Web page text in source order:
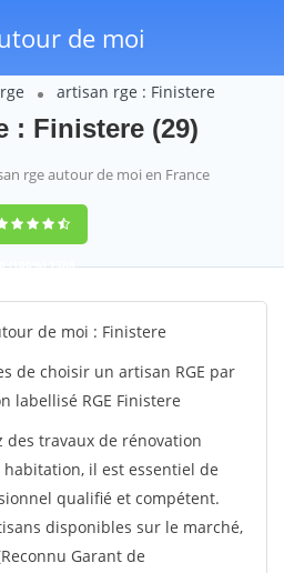
de moi
artisan rge : Finistere
: Finistere (29)
rge autour de moi en France
(100%)1388
votes
de moi : Finistere
de choisir un artisan RGE par
labellisé RGE Finistere
des travaux de rénovation
il est essentiel de
qualifié et compétent.
disponibles sur le marché,
Garant de